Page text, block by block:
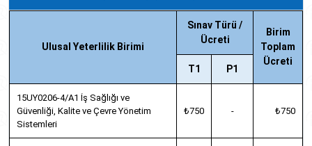
Ulusal Yeterlilik Birimi
Sınav Türü /
Ücreti
Birim
Toplam
Ücreti
T1 P1
15UY0206-4/A1 İş Sağlığı ve
Güvenliği, Kalite ve Çevre Yönetim
Sistemleri
₺750 - ₺750